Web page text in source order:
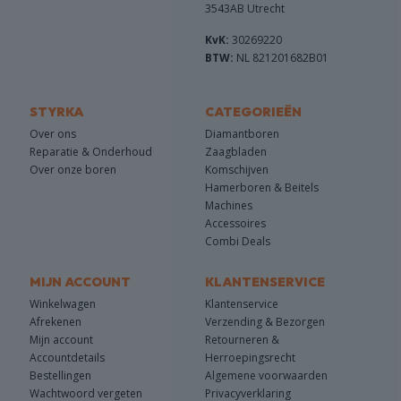
3543AB Utrecht
KvK: 30269220
BTW: NL 821201682B01
STYRKA
Over ons
Reparatie & Onderhoud
Over onze boren
CATEGORIEËN
Diamantboren
Zaagbladen
Komschijven
Hamerboren & Beitels
Machines
Accessoires
Combi Deals
MIJN ACCOUNT
Winkelwagen
Afrekenen
Mijn account
Accountdetails
Bestellingen
Wachtwoord vergeten
KLANTENSERVICE
Klantenservice
Verzending & Bezorgen
Retourneren &
Herroepingsrecht
Algemene voorwaarden
Privacyverklaring